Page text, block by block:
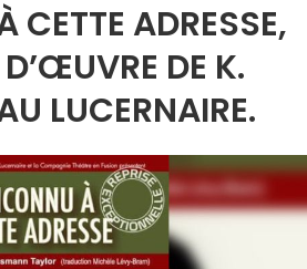
CETTE ADRESSE,
D’ŒUVRE DE K.
LUCERNAIRE.